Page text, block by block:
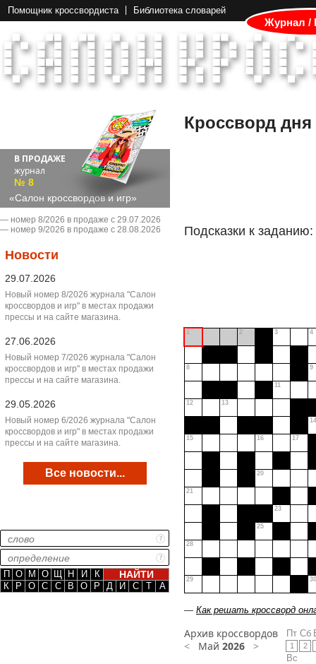
Помощник кроссвордиста Библиотека словарей
Журнал /
В ПРОДАЖЕ
журнал
№ 8
«Салон кроссвордов и игр»
― номер 8/2026 в продаже с 29.07.2026
― номер 9/2026 в продаже с 28.08.2026
Новости
29.07.2026
Новый номер 8/2026 журнала "Салон
кроссвордов и игр" в местах продажи
прессы и на сайте магазина.
27.06.2026
Новый номер 7/2026 журнала "Салон
кроссвордов и игр" в местах продажи
прессы и на сайте магазина.
29.05.2026
Новый номер 6/2026 журнала "Салон
кроссвордов и игр" в местах продажи
прессы и на сайте магазина.
Все новости...
П О М О Щ Н И
К
К
Р О С С В О Р Д И С Т А
Кроссворд дня
Подсказки к заданию:
1 2 3 4
8 9
11
12 13
14
15 16 17
20
21
23
25
28
29 30
— Как решать кроссворд
Архив кроссвордов
< Май 2026 >
Пт
1
Сб
2
Вс